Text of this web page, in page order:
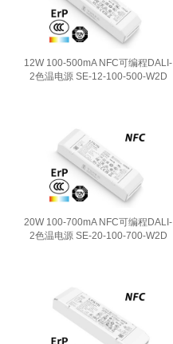
12W 100-500mA NFC可编程DALI-
2色温电源 SE-12-100-500-W2D
20W 100-700mA NFC可编程DALI-
2色温电源 SE-20-100-700-W2D